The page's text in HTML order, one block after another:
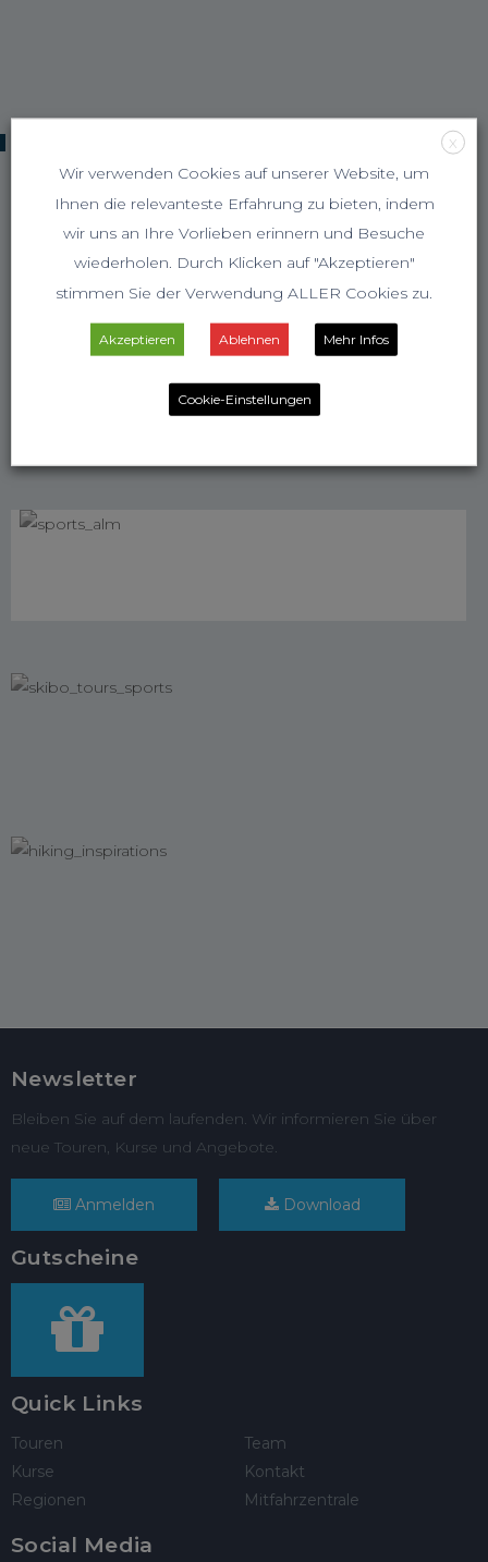
Newsletter
Bleiben Sie auf dem laufenden. Wir informieren Sie über
neue Touren, Kurse und Angebote.
Anmelden Download
Gutscheine
Quick Links
Touren
Kurse
Regionen
Team
Kontakt
Mitfahrzentrale
Social Media
X
Wir verwenden Cookies auf unserer Website, um
Ihnen die relevanteste Erfahrung zu bieten, indem
wir uns an Ihre Vorlieben erinnern und Besuche
wiederholen. Durch Klicken auf "Akzeptieren"
stimmen Sie der Verwendung ALLER Cookies zu.
Akzeptieren Ablehnen Mehr Infos
Cookie-Einstellungen